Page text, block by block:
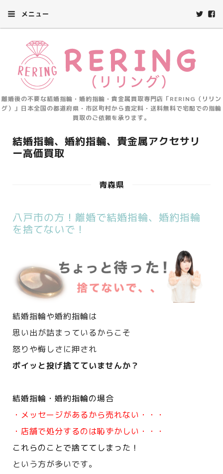
メニュー
離婚後の不要な結婚指輪・婚約指輪・貴金属買取専門店「RERING（リリン
グ）」日本全国の都道府県・市区町村から査定料・送料無料で宅配での指輪
買取のご依頼を承ります。
結婚指輪、婚約指輪、貴金属アクセサリ
ー高価買取
青森県
八戸市の方！離婚で結婚指輪、婚約指輪
を捨てないで！
結婚指輪や婚約指輪は
思い出が詰まっているからこそ
怒りや悔しさに押され
ポイッと投げ捨てていませんか？
結婚指輪・婚約指輪の場合
・メッセージがあるから売れない・・・
・店舗で処分するのは恥ずかしい・・・
これらのことで捨ててしまった！
という方が多いです。